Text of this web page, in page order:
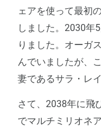
ェアを使って最初
しました。2030年
りました。オーガ
んでいましたが、
妻であるサラ・レ
さて、2038年に飛
でマルチミリオネ